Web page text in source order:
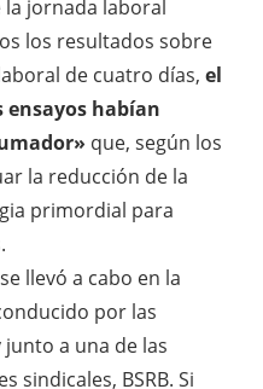
la jornada laboral
los resultados sobre
de cuatro días, el
habían
que, según los
la reducción de la
primordial para
llevó a cabo en la
por las
a una de las
sindicales, BSRB. Si